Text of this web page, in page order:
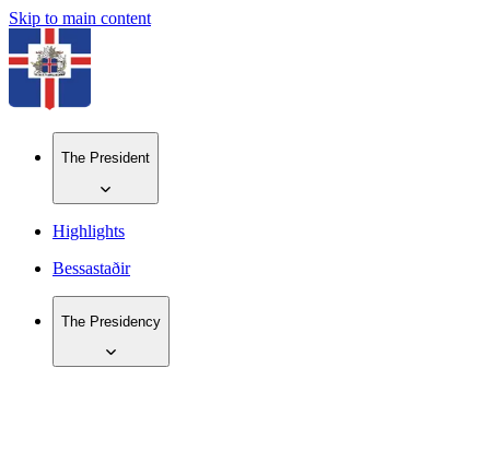
Skip to main content
The President
Highlights
Bessastaðir
The Presidency